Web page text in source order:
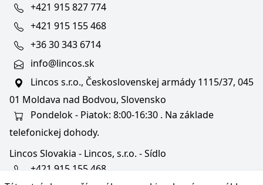
+421 915 827 774
+421 915 155 468
+36 30 343 6714
info@lincos.sk
Lincos s.r.o., Československej armády 1115/37, 045
01 Moldava nad Bodvou, Slovensko
Pondelok - Piatok: 8:00-16:30 . Na základe
telefonickej dohody.
Lincos Slovakia - Lincos, s.r.o. - Sídlo
+421 915 155 468